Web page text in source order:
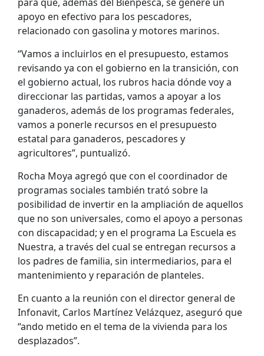
apoyo en efectivo para los pescadores,
relacionado con gasolina y motores marinos.
“Vamos a incluirlos en el presupuesto, estamos
revisando ya con el gobierno en la transición, con
el gobierno actual, los rubros hacia dónde voy a
direccionar las partidas, vamos a apoyar a los
ganaderos, además de los programas federales,
vamos a ponerle recursos en el presupuesto
estatal para ganaderos, pescadores y
agricultores”, puntualizó.
Rocha Moya agregó que con el coordinador de
programas sociales también trató sobre la
posibilidad de invertir en la ampliación de aquellos
que no son universales, como el apoyo a personas
con discapacidad; y en el programa La Escuela es
Nuestra, a través del cual se entregan recursos a
los padres de familia, sin intermediarios, para el
mantenimiento y reparación de planteles.
En cuanto a la reunión con el director general de
Infonavit, Carlos Martínez Velázquez, aseguró que
“ando metido en el tema de la vivienda para los
desplazados”.